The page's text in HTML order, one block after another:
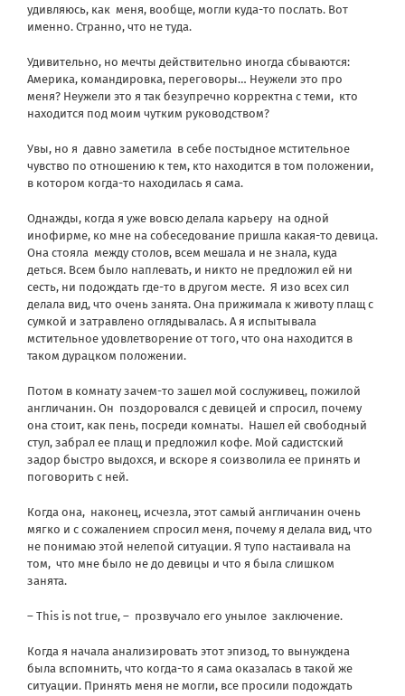
удивляюсь, как меня, вообще, могли куда-то послать. Вот
именно. Странно, что не туда.
Удивительно, но мечты действительно иногда сбываются:
Америка, командировка, переговоры… Неужели это про
меня? Неужели это я так безупречно корректна с теми, кто
находится под моим чутким руководством?
Увы, но я давно заметила в себе постыдное мстительное
чувство по отношению к тем, кто находится в том положении,
в котором когда-то находилась я сама.
Однажды, когда я уже вовсю делала карьеру на одной
инофирме, ко мне на собеседование пришла какая-то девица.
Она стояла между столов, всем мешала и не знала, куда
деться. Всем было наплевать, и никто не предложил ей ни
сесть, ни подождать где-то в другом месте. Я изо всех сил
делала вид, что очень занята. Она прижимала к животу плащ с
сумкой и затравлено оглядывалась. А я испытывала
мстительное удовлетворение от того, что она находится в
таком дурацком положении.
Потом в комнату зачем-то зашел мой сослуживец, пожилой
англичанин. Он поздоровался с девицей и спросил, почему
она стоит, как пень, посреди комнаты. Нашел ей свободный
стул, забрал ее плащ и предложил кофе. Мой садистский
задор быстро выдохся, и вскоре я соизволила ее принять и
поговорить с ней.
Когда она, наконец, исчезла, этот самый англичанин очень
мягко и с сожалением спросил меня, почему я делала вид, что
не понимаю этой нелепой ситуации. Я тупо настаивала на
том, что мне было не до девицы и что я была слишком
занята.
– This is not true, – прозвучало его унылое заключение.
Когда я начала анализировать этот эпизод, то вынуждена
была вспомнить, что когда-то я сама оказалась в такой же
ситуации. Принять меня не могли, все просили подождать